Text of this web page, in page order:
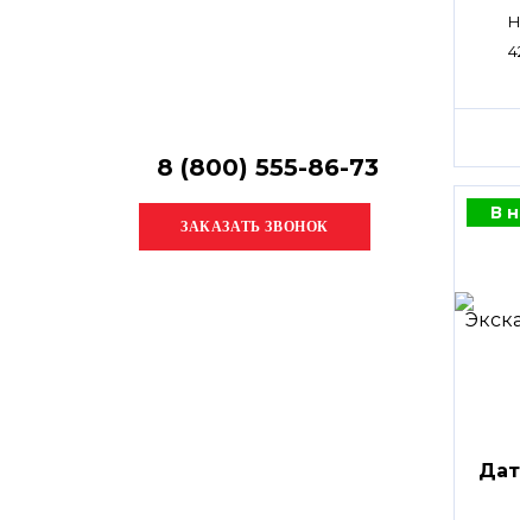
8 (800) 555-86-73
В